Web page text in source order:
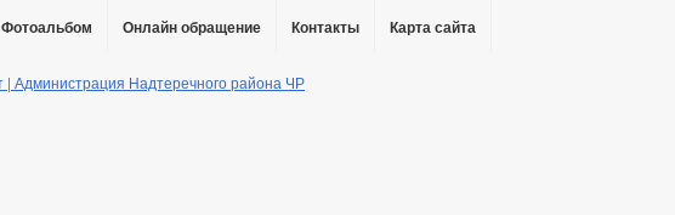
Фотоальбом Онлайн обращение Контакты Карта сайта